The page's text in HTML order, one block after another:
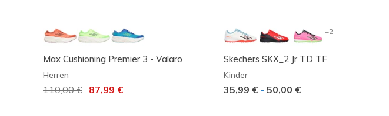
Max Cushioning Premier 3 - Valaro
Herren
Reduziert von
110,00 € auf
87,99 €
+2
Skechers SKX_2 Jr TD TF
Kinder
35,99 € - 50,00 €